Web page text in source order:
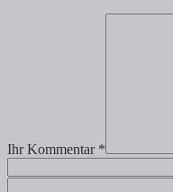
Ihr Kommentar *